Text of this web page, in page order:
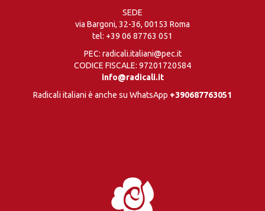
SEDE
via Bargoni, 32-36, 00153 Roma
tel: +39 06 87763 051
PEC: radicali.italiani@pec.it
CODICE FISCALE: 97201720584
info@radicali.it
Radicali italiani è anche su WhatsApp +390687763051